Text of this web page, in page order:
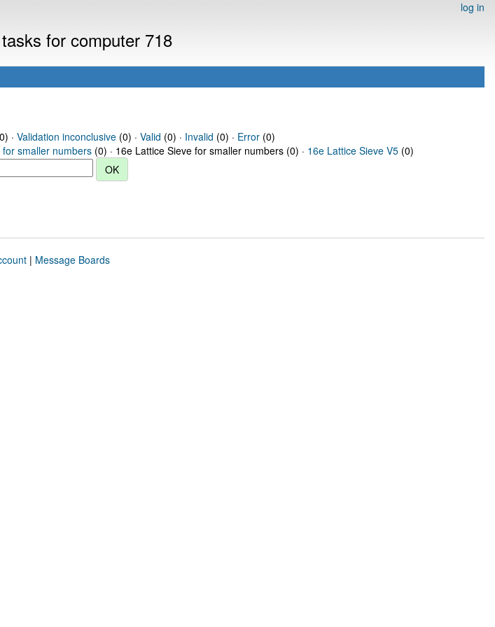
log in
for computer 718
· Validation inconclusive(0) · Valid (0) · Invalid (0) · Error(0)
smaller numbers (0) · 16e Lattice Sieve for smaller numbers (0) · 16e Lattice Sieve V5 (0)
| Message Boards